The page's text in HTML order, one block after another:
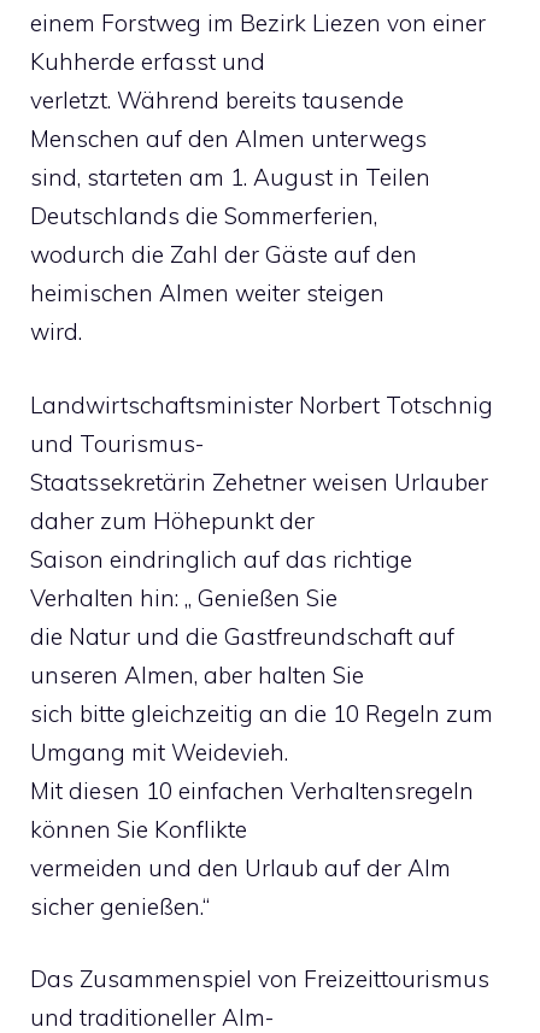
einem Forstweg im Bezirk Liezen von einer
Kuhherde erfasst und
verletzt. Während bereits tausende
Menschen auf den Almen unterwegs
sind, starteten am 1. August in Teilen
Deutschlands die Sommerferien,
wodurch die Zahl der Gäste auf den
heimischen Almen weiter steigen
wird.
Landwirtschaftsminister Norbert Totschnig
und Tourismus-
Staatssekretärin Zehetner weisen Urlauber
daher zum Höhepunkt der
Saison eindringlich auf das richtige
Verhalten hin: „ Genießen Sie
die Natur und die Gastfreundschaft auf
unseren Almen, aber halten Sie
sich bitte gleichzeitig an die 10 Regeln zum
Umgang mit Weidevieh.
Mit diesen 10 einfachen Verhaltensregeln
können Sie Konflikte
vermeiden und den Urlaub auf der Alm
sicher genießen.“
Das Zusammenspiel von Freizeittourismus
und traditioneller Alm-